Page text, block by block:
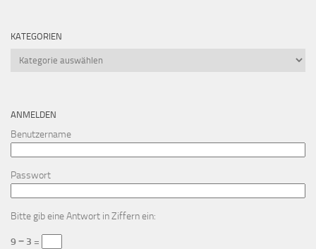
KATEGORIEN
Kategorien
ANMELDEN
Benutzername
Passwort
Bitte gib eine Antwort in Ziffern ein:
9 − 3 =